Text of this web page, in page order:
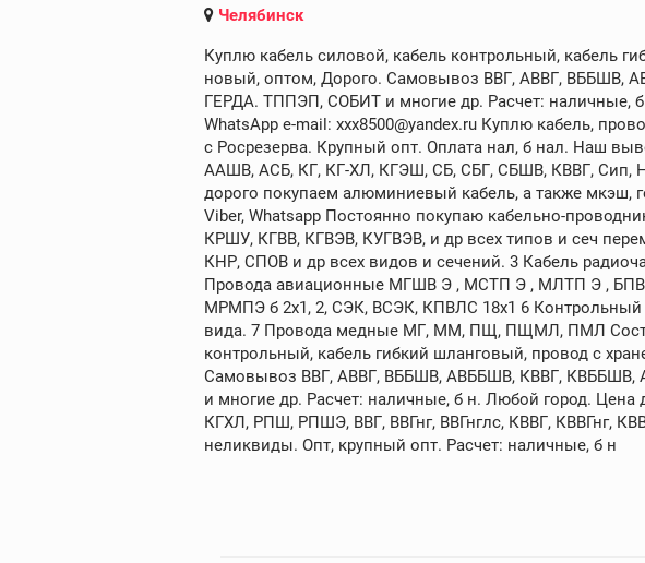
Челябинск
Куплю кабель силовой, кабель контрольный, кабель
новый, оптом, Дорого. Самовывоз ВВГ, АВВГ,
ГЕРДА. ТППЭП, СОБИТ и многие др. Расчет: наличные, б
WhatsApp e-mail: xxx8500@yandex.ru Куплю кабель,
с Росрезерва. Крупный опт. Оплата нал, б нал. Наш
ААШВ, АСБ, КГ, КГ-ХЛ, КГЭШ, СБ, СБГ, СБШВ, КВВГ,
дорого покупаем алюминиевый кабель, а также мкэш,
Viber, Whatsapp Постоянно покупаю кабельно-
КРШУ, КГВВ, КГВЭВ, КУГВЭВ, и др всех типов и сеч
КНР, СПОВ и др всех видов и сечений. 3 Кабель
Провода авиационные МГШВ Э , МСТП Э , МЛТП Э , БПВЛ
МРМПЭ б 2х1, 2, СЭК, ВСЭК, КПВЛС 18х1 6 Контрольный
вида. 7 Провода медные МГ, ММ, ПЩ, ПЩМЛ, ПМЛ
контрольный, кабель гибкий шланговый, провод с
Самовывоз ВВГ, АВВГ, ВББШВ, АВББШВ, КВВГ,
и многие др. Расчет: наличные, б н. Любой город.
КГХЛ, РПШ, РПШЭ, ВВГ, ВВГнг, ВВГнглс, КВВГ, КВВГнг,
неликвиды. Опт, крупный опт. Расчет: наличные, б н